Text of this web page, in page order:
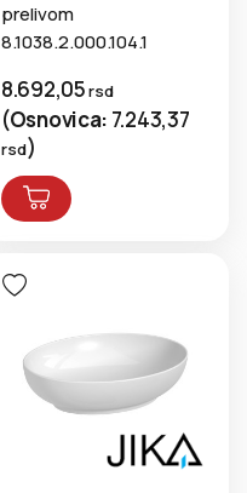
prelivom
8.1038.2.000.104.1
8.692,05rsd
(Osnovica: 7.243,37
rsd)